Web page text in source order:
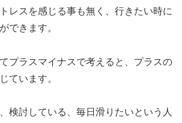
レスを感じる事も無く、行きたい時に
できます。
プラスマイナスで考えると、プラスの
ています。
検討している、毎日滑りたいという人